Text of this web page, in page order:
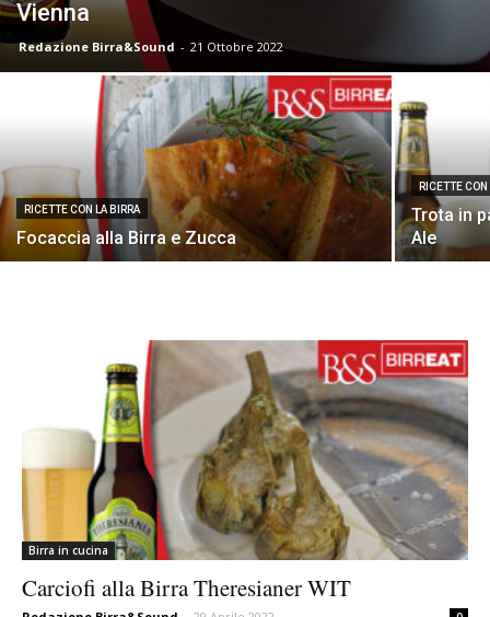
Vienna
Redazione Birra&Sound - 21 Ottobre 2022
RICETTE CON LA BIRRA
Focaccia alla Birra e Zucca
RICETTE
Trota in
Ale
Birra in cucina
Carciofi alla Birra Theresianer WIT